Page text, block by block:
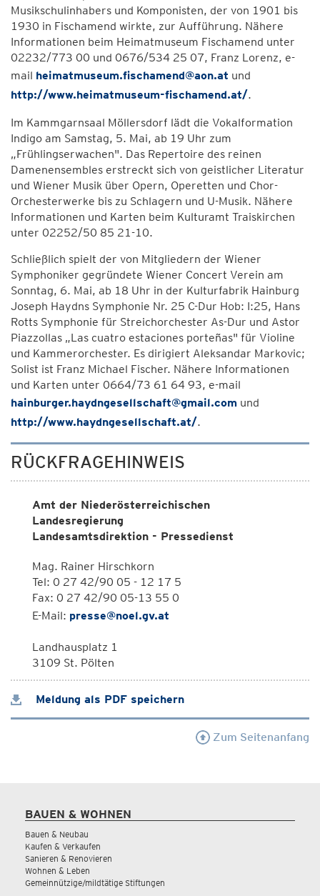
Musikschulinhabers und Komponisten, der von 1901 bis
1930 in Fischamend wirkte, zur Aufführung. Nähere
Informationen beim Heimatmuseum Fischamend unter
02232/773 00 und 0676/534 25 07, Franz Lorenz, e-
mail heimatmuseum.fischamend@aon.at und
http://www.heimatmuseum-fischamend.at/.
Im Kammgarnsaal Möllersdorf lädt die Vokalformation
Indigo am Samstag, 5. Mai, ab 19 Uhr zum
„Frühlingserwachen". Das Repertoire des reinen
Damenensembles erstreckt sich von geistlicher Literatur
und Wiener Musik über Opern, Operetten und Chor-
Orchesterwerke bis zu Schlagern und U-Musik. Nähere
Informationen und Karten beim Kulturamt Traiskirchen
unter 02252/50 85 21-10.
Schließlich spielt der von Mitgliedern der Wiener
Symphoniker gegründete Wiener Concert Verein am
Sonntag, 6. Mai, ab 18 Uhr in der Kulturfabrik Hainburg
Joseph Haydns Symphonie Nr. 25 C-Dur Hob: I:25, Hans
Rotts Symphonie für Streichorchester As-Dur und Astor
Piazzollas „Las cuatro estaciones porteñas" für Violine
und Kammerorchester. Es dirigiert Aleksandar Markovic;
Solist ist Franz Michael Fischer. Nähere Informationen
und Karten unter 0664/73 61 64 93, e-mail
hainburger.haydngesellschaft@gmail.com und
http://www.haydngesellschaft.at/.
RÜCKFRAGEHINWEIS
Amt der Niederösterreichischen
Landesregierung
Landesamtsdirektion - Pressedienst
Mag. Rainer Hirschkorn
Tel: 0 27 42/90 05 - 12 17 5
Fax: 0 27 42/90 05-13 55 0
E-Mail: presse@noel.gv.at
Landhausplatz 1
3109 St. Pölten
Meldung als PDF speichern
Zum Seitenanfang
BAUEN & WOHNEN
Bauen & Neubau
Kaufen & Verkaufen
Sanieren & Renovieren
Wohnen & Leben
Gemeinnützige/mildtätige Stiftungen